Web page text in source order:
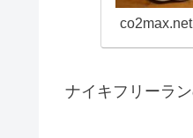
co2max.net
ナイキフリーラ